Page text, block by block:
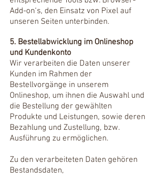
Add-on‘s, den Einsatz von Pixel auf
unseren Seiten unterbinden.
5. Bestellabwicklung im Onlineshop
und Kundenkonto
Wir verarbeiten die Daten unserer
Kunden im Rahmen der
Bestellvorgänge in unserem
Onlineshop, um ihnen die Auswahl und
die Bestellung der gewählten
Produkte und Leistungen, sowie deren
Bezahlung und Zustellung, bzw.
Ausführung zu ermöglichen.
Zu den verarbeiteten Daten gehören
Bestandsdaten,